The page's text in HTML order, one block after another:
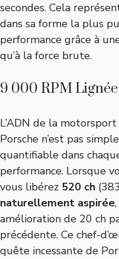
secondes. Cela
dans sa forme la plus
performance grâce à
qu’à la force brute.
9 000 RPM
L’ADN de la
Porsche n’est pas
quantifiable dans
performance. Lorsque
vous libérez 520 ch
naturellement aspirée
amélioration de 20 ch
précédente. Ce chef-
quête incessante de